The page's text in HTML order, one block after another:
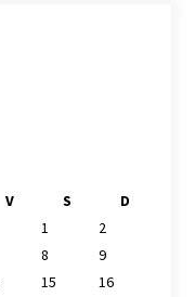
V S
D
1
2
8
9
15
16